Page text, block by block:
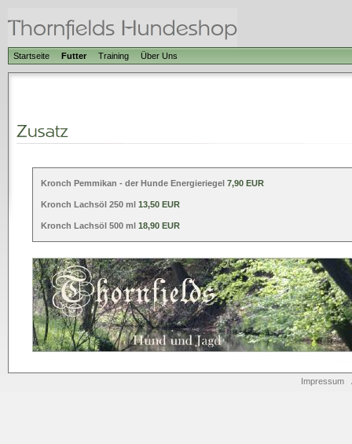
Startseite Futter Training Über Uns
Kronch Pemmikan - der Hunde Energieriegel 7,90 EUR
Kronch Lachsöl 250 ml 13,50 EUR
Kronch Lachsöl 500 ml 18,90 EUR
Impressum